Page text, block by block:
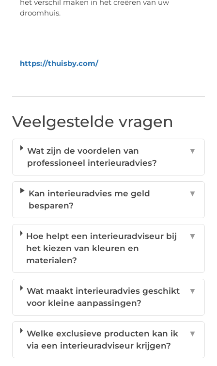
het verschil maken in het creëren van uw
droomhuis.
https://thuisby.com/
Veelgestelde vragen
Wat zijn de voordelen van
professioneel interieuradvies?
▼
Kan interieuradvies me geld
besparen?
▼
Hoe helpt een interieuradviseur bij
het kiezen van kleuren en
materialen?
▼
Wat maakt interieuradvies geschikt
voor kleine aanpassingen?
▼
Welke exclusieve producten kan ik
via een interieuradviseur krijgen?
▼